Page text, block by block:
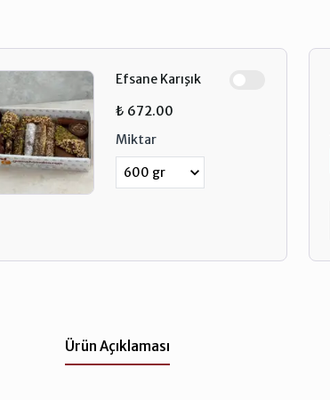
Efsane Karışık
₺ 672.00
Miktar
Ürün Açıklaması